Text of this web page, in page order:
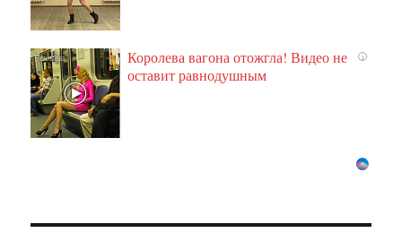
i
Королева вагона отожгла! Видео не
оставит равнодушным